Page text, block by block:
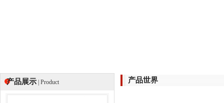
产品展示 | Product 产品世界